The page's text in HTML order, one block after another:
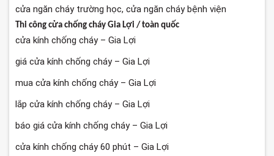
cửa ngăn cháy trường học, cửa ngăn cháy bệnh viện
Thi công cửa chống cháy Gia Lợi / toàn quốc
cửa kính chống cháy – Gia Lợi
giá cửa kính chống cháy – Gia Lợi
mua cửa kính chống cháy – Gia Lợi
lắp cửa kính chống cháy – Gia Lợi
báo giá cửa kính chống cháy – Gia Lợi
cửa kính chống cháy 60 phút – Gia Lợi